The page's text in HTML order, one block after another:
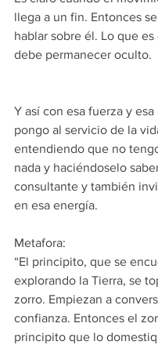
llega a un fin. Entonces
hablar sobre él. Lo que es
debe permanecer oculto.
Y así con esa fuerza y
pongo al servicio de la
entendiendo que no
nada y haciéndoselo
consultante y también
en esa energía.
Metafora:
“El principito, que se
explorando la Tierra, se
zorro. Empiezan a
confianza. Entonces el
principito que lo